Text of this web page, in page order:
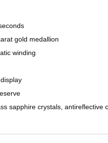
gold medallion
winding
sapphire crystals, antireflective